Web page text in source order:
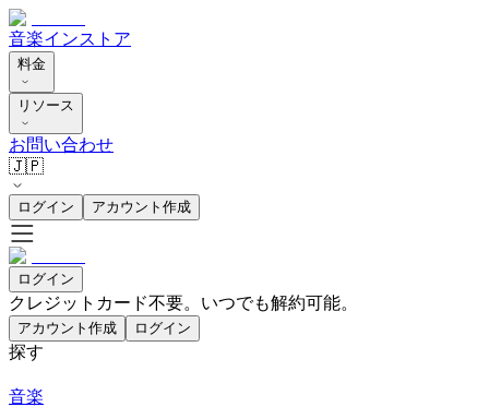
音楽インストア
料金
リソース
お問い合わせ
🇯🇵
ログイン アカウント作成
ログイン
クレジットカード不要。いつでも解約可能。
アカウント作成 ログイン
探す
音楽